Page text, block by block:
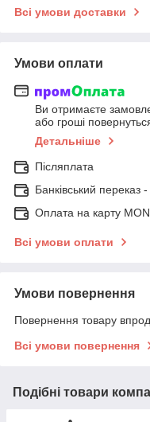
Всі умови доставки
Умови оплати
Ви отримаєте
або гроші
Детальніше
Післяплата
Банківський переказ
Оплата на карту
Всі умови оплати
Умови повернення
Повернення товару
Всі умови повернення
Подібні товари